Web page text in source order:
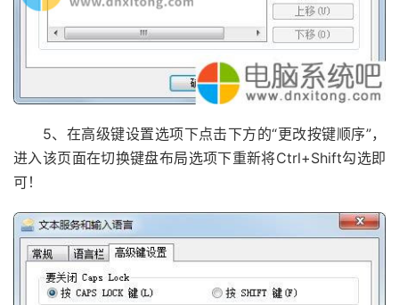
5、在高级键设置选项下点击下方的“更改按键顺序”，
进入该页面在切换键盘布局选项下重新将Ctrl+Shift勾选即
可！